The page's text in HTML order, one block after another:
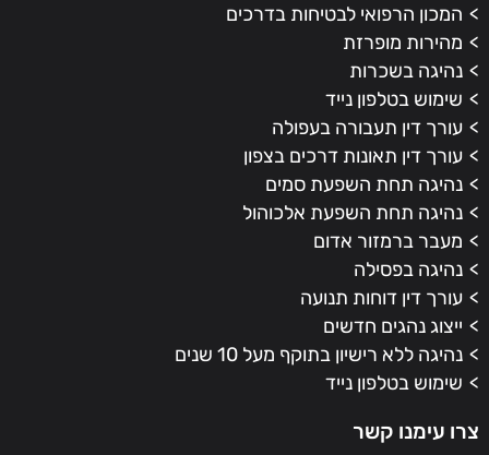
המכון הרפואי לבטיחות בדרכים
מהירות מופרזת
נהיגה בשכרות
שימוש בטלפון נייד
עורך דין תעבורה בעפולה
עורך דין תאונות דרכים בצפון
נהיגה תחת השפעת סמים
נהיגה תחת השפעת אלכוהול
מעבר ברמזור אדום
נהיגה בפסילה
עורך דין דוחות תנועה
ייצוג נהגים חדשים
נהיגה ללא רישיון בתוקף מעל 10 שנים
שימוש בטלפון נייד
צרו עימנו קשר